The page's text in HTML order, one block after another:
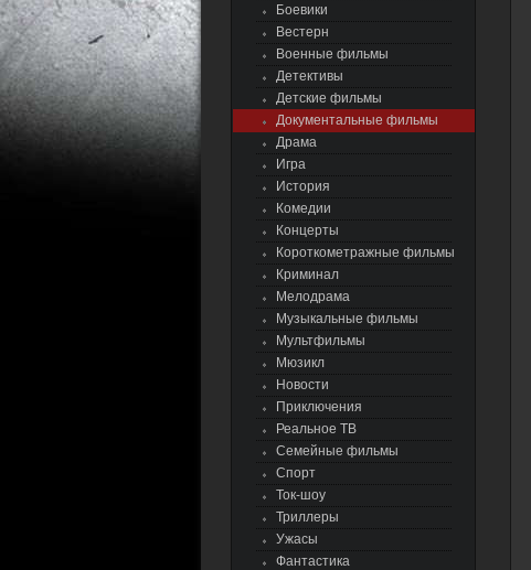
Боевики
Вестерн
Военные фильмы
Детективы
Детские фильмы
Документальные фильмы
Драма
Игра
История
Комедии
Концерты
Короткометражные фильмы
Криминал
Мелодрама
Музыкальные фильмы
Мультфильмы
Мюзикл
Новости
Приключения
Реальное ТВ
Семейные фильмы
Спорт
Ток-шоу
Триллеры
Ужасы
Фантастика